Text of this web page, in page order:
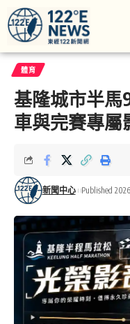
體育
基隆城市半
車與完賽專屬
新聞中心 Published